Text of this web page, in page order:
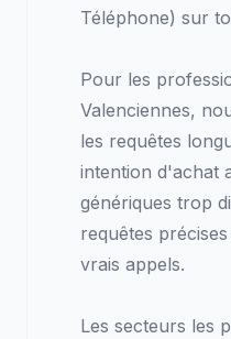
Téléphone) sur
Pour les
Valenciennes,
les requêtes
intention d'achat
génériques trop
requêtes
vrais appels.
Les secteurs les